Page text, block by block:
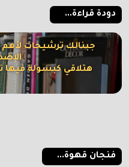
دودة قراءة...
جبنالك ترشيحات لأهم
هتلاقي كبسولة فيها
فنجان قهوة...